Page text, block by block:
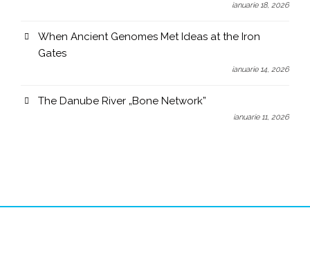
ianuarie 18, 2026
When Ancient Genomes Met Ideas at the Iron
Gates
ianuarie 14, 2026
The Danube River „Bone Network”
ianuarie 11, 2026